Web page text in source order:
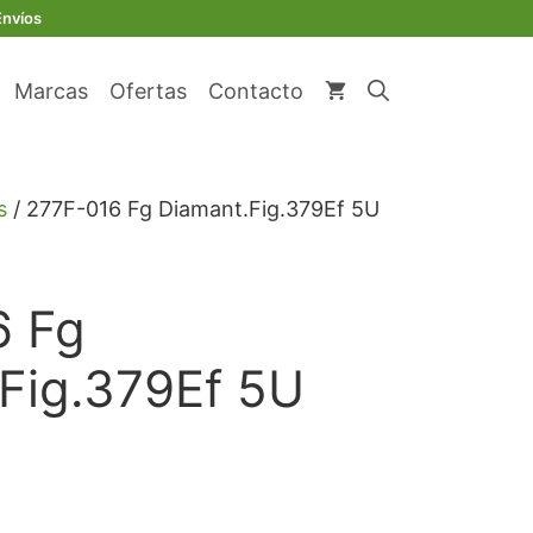
Marcas Ofertas Contacto
/ 277F-016 Fg Diamant.Fig.379Ef 5U
Fg
5U
era:
es:
Diamant.Fig.379Ef
cantidad